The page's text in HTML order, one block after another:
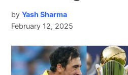
by Yash Sharma
February 12, 2025